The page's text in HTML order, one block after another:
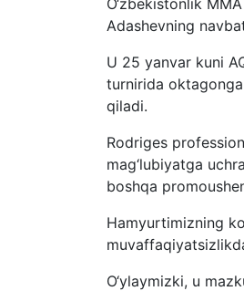
Adashevning
U 25 yanvar kuni
turnirida
qiladi.
Rodriges
mag‘lubiyatga
boshqa
Hamyurtimizning
O‘ylaymizki, u